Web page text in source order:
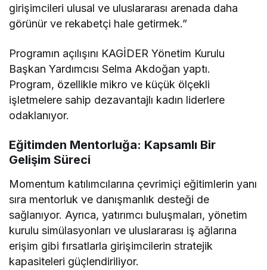
girişimcileri ulusal ve uluslararası arenada daha
görünür ve rekabetçi hale getirmek.”
Programın açılışını KAGİDER Yönetim Kurulu
Başkan Yardımcısı Selma Akdoğan yaptı.
Program, özellikle mikro ve küçük ölçekli
işletmelere sahip dezavantajlı kadın liderlere
odaklanıyor.
Eğitimden Mentorluğa: Kapsamlı Bir
Gelişim Süreci
Momentum katılımcılarına çevrimiçi eğitimlerin yanı
sıra mentorluk ve danışmanlık desteği de
sağlanıyor. Ayrıca, yatırımcı buluşmaları, yönetim
kurulu simülasyonları ve uluslararası iş ağlarına
erişim gibi fırsatlarla girişimcilerin stratejik
kapasiteleri güçlendiriliyor.